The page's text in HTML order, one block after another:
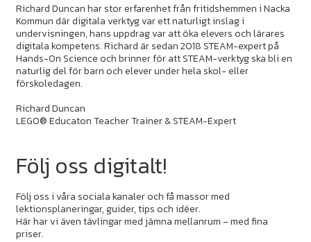
Richard Duncan har stor erfarenhet från fritidshemmen i Nacka
Kommun där digitala verktyg var ett naturligt inslag i
undervisningen, hans uppdrag var att öka elevers och lärares
digitala kompetens. Richard är sedan 2018 STEAM-expert på
Hands-On Science och brinner för att STEAM-verktyg ska bli en
naturlig del för barn och elever under hela skol- eller
förskoledagen.
Richard Duncan
LEGO® Educaton Teacher Trainer & STEAM-Expert
Följ oss digitalt!
Följ oss i våra sociala kanaler och få massor med
lektionsplaneringar, guider, tips och idéer.
Här har vi även tävlingar med jämna mellanrum – med fina
priser.